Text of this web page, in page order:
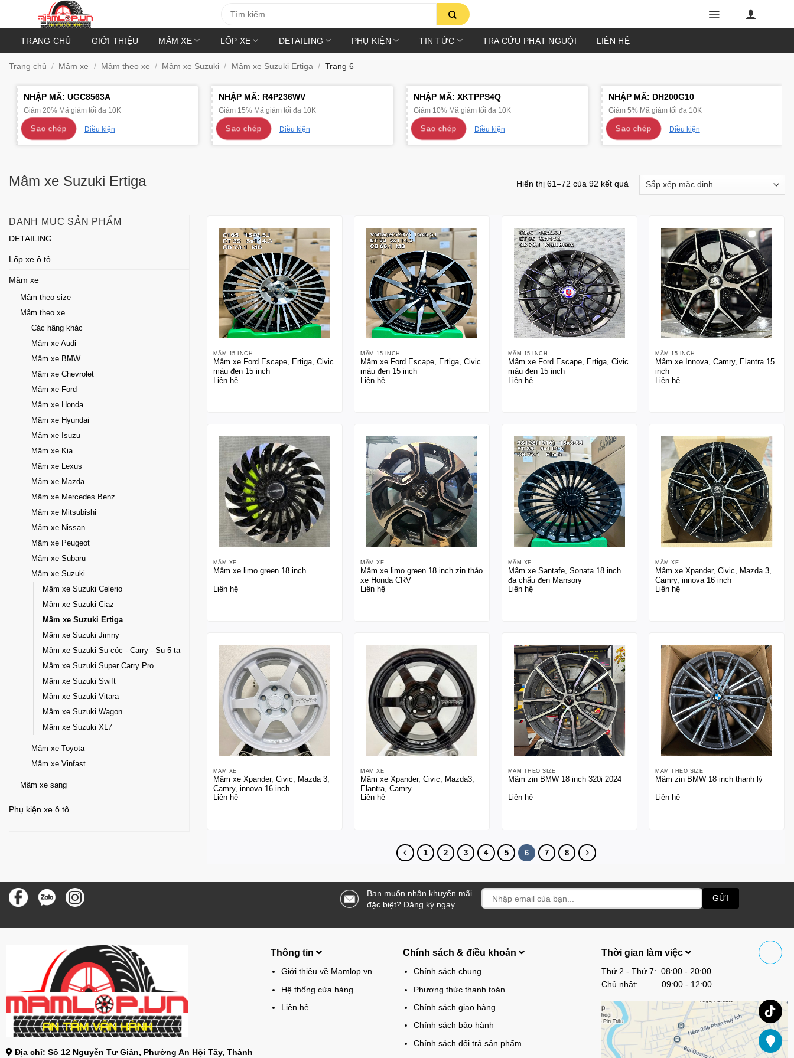
kiếm:
TRANG CHỦ GIỚI THIỆU MÂM XE LỐP XE DETAILING PHỤ KIỆN TIN TỨC TRA CỨU PHẠT NGUỘI LIÊN HỆ
Trang chủ / Mâm xe / Mâm theo xe / Mâm xe Suzuki / Mâm xe Suzuki Ertiga / Trang 6
NHẬP MÃ: UGC8563A
Giảm 20% Mã giảm tối đa 10K
Sao chép Điều kiện
NHẬP MÃ: R4P236WV
Giảm 15% Mã giảm tối đa 10K
Sao chép Điều kiện
NHẬP MÃ: XKTPPS4Q
Giảm 10% Mã giảm tối đa 10K
Sao chép Điều kiện
NHẬP MÃ: DH200G10
Giảm 5% Mã giảm tối đa 10K
Sao chép Điều kiện
Mâm xe Suzuki Ertiga Hiển thị 61–72 của 92 kết quả
DANH MỤC SẢN PHẨM
DETAILING
Lốp xe ô tô
Mâm xe
Mâm theo size
Mâm theo xe
Các hãng khác
Mâm xe Audi
Mâm xe BMW
Mâm xe Chevrolet
Mâm xe Ford
Mâm xe Honda
Mâm xe Hyundai
Mâm xe Isuzu
Mâm xe Kia
Mâm xe Lexus
Mâm xe Mazda
Mâm xe Mercedes Benz
Mâm xe Mitsubishi
Mâm xe Nissan
Mâm xe Peugeot
Mâm xe Subaru
Mâm xe Suzuki
Mâm xe Suzuki Celerio
Mâm xe Suzuki Ciaz
Mâm xe Suzuki Ertiga
Mâm xe Suzuki Jimny
Mâm xe Suzuki Su cóc - Carry - Su 5 tạ
Mâm xe Suzuki Super Carry Pro
Mâm xe Suzuki Swift
Mâm xe Suzuki Vitara
Mâm xe Suzuki Wagon
Mâm xe Suzuki XL7
Mâm xe Toyota
Mâm xe Vinfast
Mâm xe sang
Phụ kiện xe ô tô
MÂM 15 INCH
Mâm xe Ford Escape, Ertiga, Civic
màu đen 15 inch
Liên hệ
MÂM 15 INCH
Mâm xe Ford Escape, Ertiga, Civic
màu đen 15 inch
Liên hệ
MÂM 15 INCH
Mâm xe Ford Escape, Ertiga, Civic
màu đen 15 inch
Liên hệ
MÂM 15 INCH
Mâm xe Innova, Camry, Elantra 15
inch
Liên hệ
MÂM XE
Mâm xe limo green 18 inch
Liên hệ
MÂM XE
Mâm xe limo green 18 inch zin tháo
xe Honda CRV
Liên hệ
MÂM XE
Mâm xe Santafe, Sonata 18 inch
đa chấu đen Mansory
Liên hệ
MÂM XE
Mâm xe Xpander, Civic, Mazda 3,
Camry, innova 16 inch
Liên hệ
MÂM XE
Mâm xe Xpander, Civic, Mazda 3,
Camry, innova 16 inch
Liên hệ
MÂM XE
Mâm xe Xpander, Civic, Mazda3,
Elantra, Camry
Liên hệ
MÂM THEO SIZE
Mâm zin BMW 18 inch 320i 2024
Liên hệ
MÂM THEO SIZE
Mâm zin BMW 18 inch thanh lý
Liên hệ
1 2 3 4 5 6 7 8
Bạn muốn nhận khuyến mãi
đặc biệt? Đăng ký ngay.
Địa chỉ: Số 12 Nguyễn Tư Giản, Phường An Hội Tây, Thành
Thông tin
Giới thiệu về Mamlop.vn
Hệ thống cửa hàng
Liên hệ
Chính sách & điều khoản
Chính sách chung
Phương thức thanh toán
Chính sách giao hàng
Chính sách bảo hành
Chính sách đổi trả sản phẩm
Thời gian làm việc
Thứ 2 - Thứ 7: 08:00 - 20:00
Chủ nhật: 09:00 - 12:00